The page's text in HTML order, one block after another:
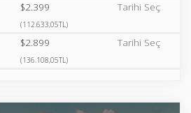
$2.399
(112.633,05TL)
Tarihi Seç
$2.899
(136.108,05TL)
Tarihi Seç